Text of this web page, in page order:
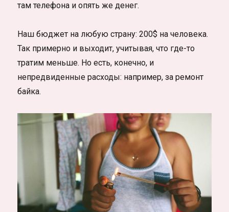
там телефона и опять же денег.
Наш бюджет на любую страну: 200$ на человека.
Так примерно и выходит, учитывая, что где-то
тратим меньше. Но есть, конечно, и
непредвиденные расходы: например, за ремонт
байка.